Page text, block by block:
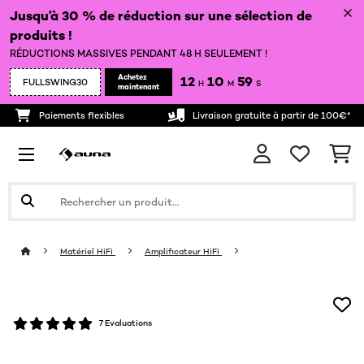
Jusqu’à 30 % de réduction sur une sélection de
produits !
RÉDUCTIONS MASSIVES PENDANT 48 H SEULEMENT !
FULLSWING30
Achetez
maintenant
12 H 10 M 58 S
Paiements flexibles Livraison gratuite à partir de 100€*
Matériel HiFi Amplificateur HiFi
7 Evaluations